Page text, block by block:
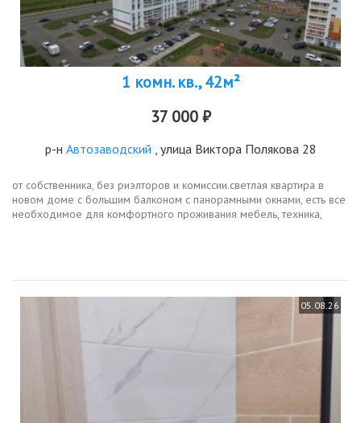
1 комн. кв., 42м²
37 000 ₽
р-н Автозаводский , улица Виктора Полякова 28
от собственника, без риэлторов и комиссии.светлая квартира в
новом доме с большим балконом с панорамными окнами, есть все
необходимое для комфортного проживания мебель, техника,
05.08.26